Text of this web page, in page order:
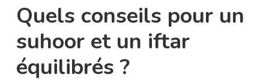
Quels conseils pour un
suhoor et un iftar
équilibrés ?